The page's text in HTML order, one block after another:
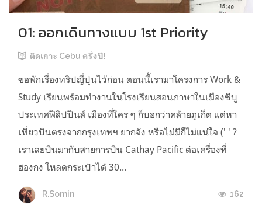
01: ออกเดินทางแบบ 1st Priority
ติดเกาะ Cebu ครึ่งปี!
ขอพักเรื่องทริปญี่ปุ่นไว้ก่อน ตอนนี้เรามาโครงการ Work &
Study เรียนพร้อมทำงานในโรงเรียนสอนภาษาในเมืองซีบู
ประเทศฟิลิปปินส์ เมืองที่ใคร ๆ ก็บอกว่าคล้ายภูเก็ต แต่หา
เที่ยวบินตรงจากกรุงเทพฯ ยากจัง หรือไม่มีก็ไม่แน่ใจ (' ' ?
เราเลยบินมากับสายการบิน Cathay Pacific ต่อเครื่องที่
ฮ่องกง โหลดกระเป๋าได้ 30...
R.Somin 162